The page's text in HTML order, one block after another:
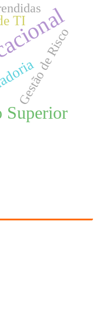
Superior
TI
Gestão de Risco